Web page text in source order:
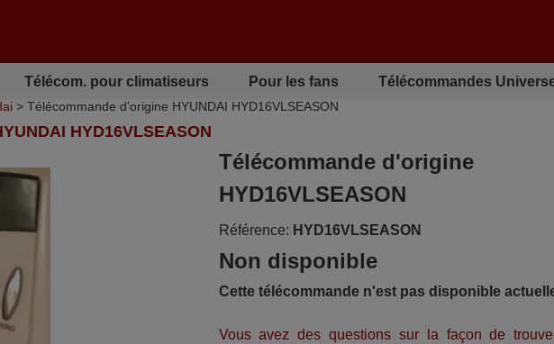
Télécom. pour climatiseurs Pour les fans Télécommandes
> Télécommande d'origine HYUNDAI HYD16VLSEASON
HYD16VLSEASON
Télécommande d'origine
HYD16VLSEASON
Référence: HYD16VLSEASON
Non disponible
Cette télécommande n'est pas disponible
Vous avez des questions sur la façon de